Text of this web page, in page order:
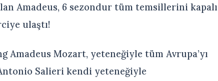
Amadeus, 6 sezondur tüm temsillerini kapalı
ulaştı!
Amadeus Mozart, yeteneğiyle tüm Avrupa’yı
Salieri kendi yeteneğiyle